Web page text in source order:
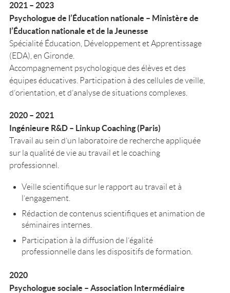
2021 – 2023
Psychologue de l’Éducation nationale – Ministère de
l’Éducation nationale et de la Jeunesse
Spécialité Éducation, Développement et Apprentissage
(EDA), en Gironde.
Accompagnement psychologique des élèves et des
équipes éducatives. Participation à des cellules de veille,
d’orientation, et d’analyse de situations complexes.
2020 – 2021
Ingénieure R&D – Linkup Coaching (Paris)
Travail au sein d’un laboratoire de recherche appliquée
sur la qualité de vie au travail et le coaching
professionnel.
Veille scientifique sur le rapport au travail et à
l’engagement.
Rédaction de contenus scientifiques et animation de
séminaires internes.
Participation à la diffusion de l’égalité
professionnelle dans les dispositifs de formation.
2020
Psychologue sociale – Association Intermédiaire